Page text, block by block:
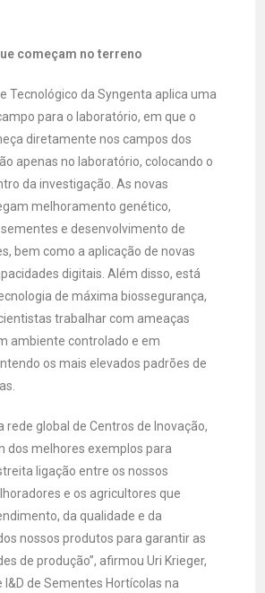
começam no terreno
Tecnológico da Syngenta aplica uma
para o laboratório, em que o
diretamente nos campos dos
apenas no laboratório, colocando o
da investigação. As novas
melhoramento genético,
e desenvolvimento de
bem como a aplicação de novas
digitais. Além disso, está
de máxima biossegurança,
trabalhar com ameaças
ambiente controlado e em
os mais elevados padrões de
rede global de Centros de Inovação,
dos melhores exemplos para
ligação entre os nossos
e os agricultores que
da qualidade e da
nossos produtos para garantir as
de produção”, afirmou Uri Krieger,
I&D de Sementes Hortícolas na